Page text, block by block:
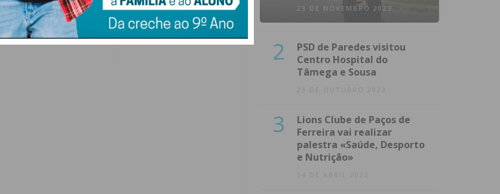
promovido à equipa
principal do FC Porto
9 DE AGOSTO 2026
Domingos em
Ferreira
23 DE NOVEMBRO 2023
2
PSD de Paredes visitou
Centro Hospital do
Tâmega e Sousa
23 DE OUTUBRO 2023
3
Lions Clube de Paços de
Ferreira vai realizar
palestra «Saúde, Desporto
e Nutrição»
14 DE ABRIL 2022